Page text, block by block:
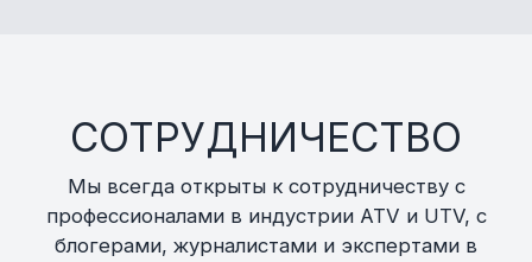
СОТРУДНИЧЕСТВО
Мы всегда открыты к сотрудничеству с
профессионалами в индустрии ATV и UTV, с
блогерами, журналистами и экспертами в